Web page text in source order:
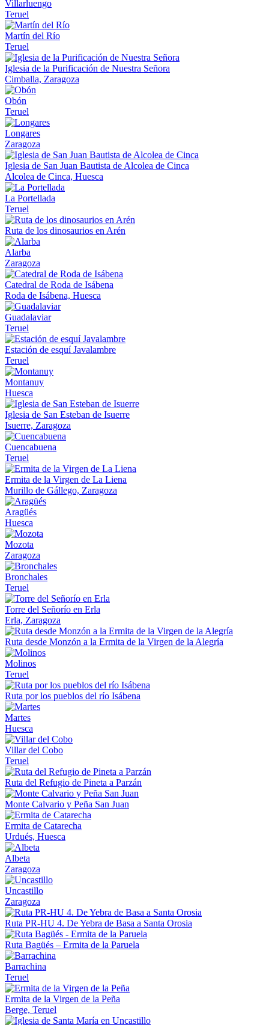
Villarluengo
Teruel
Martín del Río
Teruel
Iglesia de la Purificación de Nuestra Señora
Cimballa, Zaragoza
Obón
Teruel
Longares
Zaragoza
Iglesia de San Juan Bautista de Alcolea de Cinca
Alcolea de Cinca, Huesca
La Portellada
Teruel
Ruta de los dinosaurios en Arén
Alarba
Zaragoza
Catedral de Roda de Isábena
Roda de Isábena, Huesca
Guadalaviar
Teruel
Estación de esquí Javalambre
Teruel
Montanuy
Huesca
Iglesia de San Esteban de Isuerre
Isuerre, Zaragoza
Cuencabuena
Teruel
Ermita de la Virgen de La Liena
Murillo de Gállego, Zaragoza
Aragüés
Huesca
Mozota
Zaragoza
Bronchales
Teruel
Torre del Señorío en Erla
Erla, Zaragoza
Ruta desde Monzón a la Ermita de la Virgen de la Alegría
Molinos
Teruel
Ruta por los pueblos del río Isábena
Martes
Huesca
Villar del Cobo
Teruel
Ruta del Refugio de Pineta a Parzán
Monte Calvario y Peña San Juan
Ermita de Catarecha
Urdués, Huesca
Albeta
Zaragoza
Uncastillo
Zaragoza
Ruta PR-HU 4. De Yebra de Basa a Santa Orosia
Ruta Bagüés – Ermita de la Paruela
Barrachina
Teruel
Ermita de la Virgen de la Peña
Berge, Teruel